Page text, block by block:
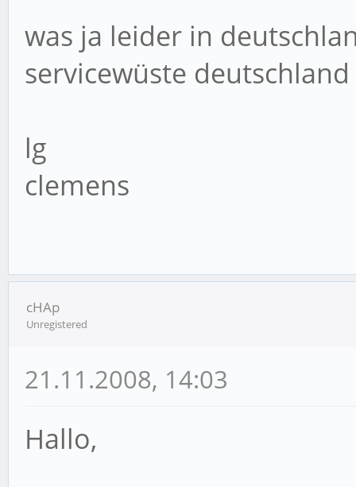
was ja leider in
servicewüste deutschland
lg
clemens
cHAp
Unregistered
21.11.2008, 14:03
Hallo,